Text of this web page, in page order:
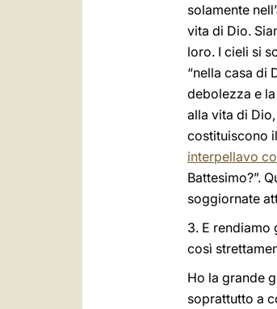
solamente
vita di Dio.
loro. I cieli si
“nella casa di
debolezza e
alla vita di
costituiscono
interpellavo
Battesimo?”.
soggiornate
3. E rendiamo
così
Ho la grande
soprattutto a